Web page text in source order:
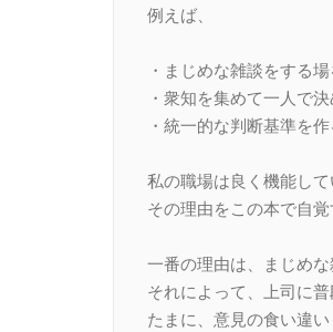
例えば、
・まじめな雑談をする
・衆知を集めて一人で決
・統一的な判断基準を作
私の職場は良く機能して
その理由をこの本で自覚
一番の理由は、まじめな
それによって、上司に
たまに、意見の食い違